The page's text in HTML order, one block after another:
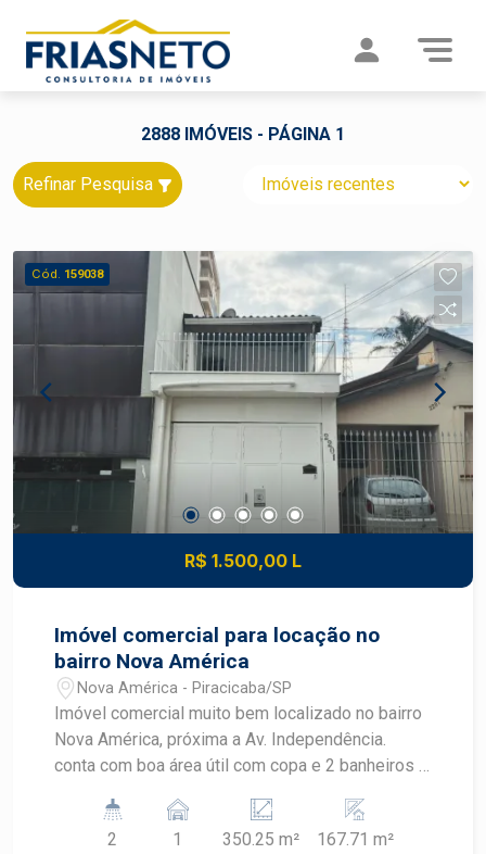
2888 IMÓVEIS - PÁGINA 1
Refinar Pesquisa
Cód. 159038
R$ 1.500,00 L
Imóvel comercial para locação no
bairro Nova América
Nova América - Piracicaba/SP
Imóvel comercial muito bem localizado no bairro
Nova América, próxima a Av. Independência.
conta com boa área útil com copa e 2 banheiros e
ramos de atividade.
2
1 350.25 m² 167.71 m²